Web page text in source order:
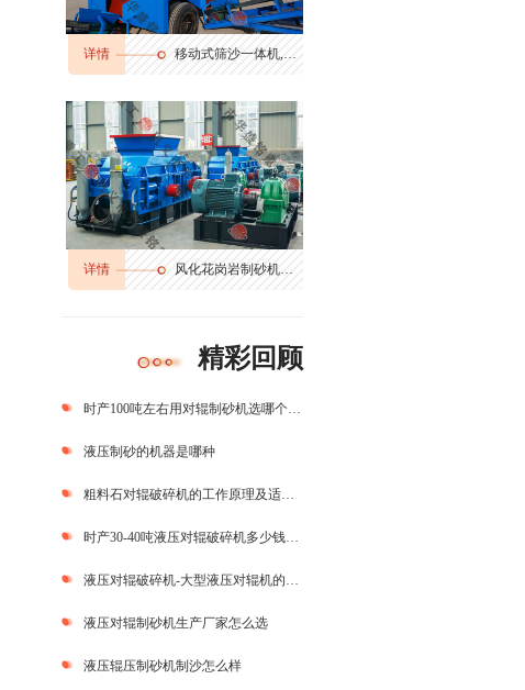
详情 移动式筛沙一体机,筛分输送一体机
详情 风化花岗岩制砂机多少钱,花岗岩边角料制砂机,花岗岩制砂机生产视频
精彩回顾
时产100吨左右用对辊制砂机选哪个型号合适
液压制砂的机器是哪种
粗料石对辊破碎机的工作原理及适用范围是怎样的？
时产30-40吨液压对辊破碎机多少钱一台
液压对辊破碎机-大型液压对辊机的实力厂家
液压对辊制砂机生产厂家怎么选
液压辊压制砂机制沙怎么样